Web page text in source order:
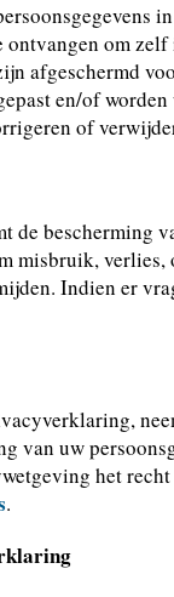
ontvangen om
afgeschermd
en/of
of
de bescherming
misbruik, verlies,
Indien er
van uw
het
.